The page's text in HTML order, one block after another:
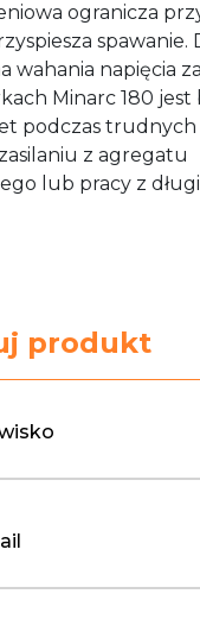
ogranicza
spawanie.
wahania napięcia
Minarc 180 jest
podczas trudnych
z agregatu
lub pracy z
produkt